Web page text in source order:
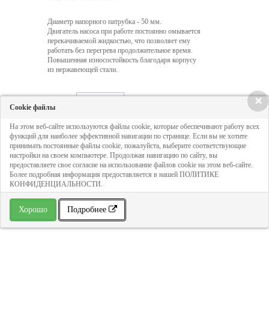
Диаметр напорного патрубка - 50 мм.
Двигатель насоса при работе постоянно омывается
перекачиваемой жидкостью, что позволяет ему
работать без перегрева продолжительное время.
Повышенная износостойкость благодаря корпусу
из нержавеющей стали.
Кол-во:
38 367 руб
ДОБАВИТЬ В КОРЗИНУ
» В избранное
×
Cookie файлы
На этом веб-сайте используются файлы cookie, которые обеспечивают работу всех
функций для наиболее эффективной навигации по странице. Если вы не хотите
принимать постоянные файлы cookie, пожалуйста, выберите соответствующие
настройки на своем компьютере. Продолжая навигацию по сайту, вы
предоставляете свое согласие на использование файлов cookie на этом веб-сайте.
Более подробная информация предоставляется в нашей ПОЛИТИКЕ
КОНФИДЕНЦИАЛЬНОСТИ.
Хорошо Подробнее